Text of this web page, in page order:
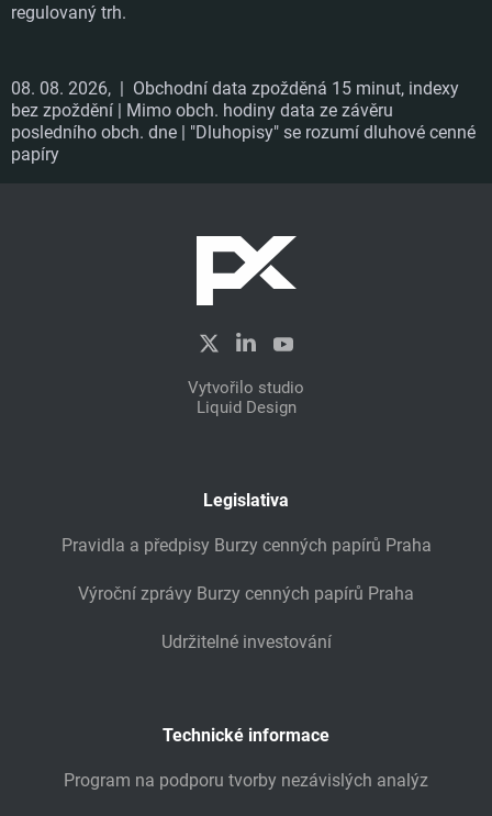
regulovaný trh.
08. 08. 2026, | Obchodní data zpožděná 15 minut, indexy
bez zpoždění | Mimo obch. hodiny data ze závěru
posledního obch. dne | "Dluhopisy" se rozumí dluhové cenné
papíry
Vytvořilo studio
Liquid Design
Legislativa
Pravidla a předpisy Burzy cenných papírů Praha
Výroční zprávy Burzy cenných papírů Praha
Udržitelné investování
Technické informace
Program na podporu tvorby nezávislých analýz